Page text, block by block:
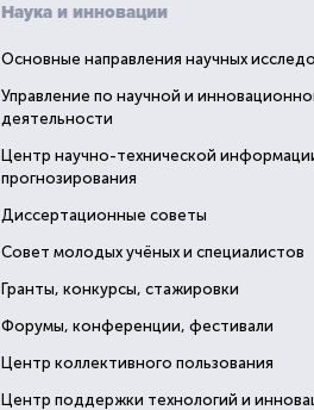
Наука и инновации
Основные направления научных
Управление по научной и
деятельности
Центр научно-технической
прогнозирования
Диссертационные советы
Совет молодых учёных и специалистов
Гранты, конкурсы, стажировки
Форумы, конференции, фестивали
Центр коллективного пользования
Центр поддержки технологий и